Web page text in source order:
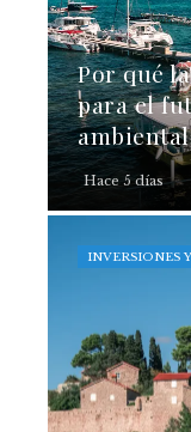
Por qué
para el
Hace 5 días
INVERSIONES